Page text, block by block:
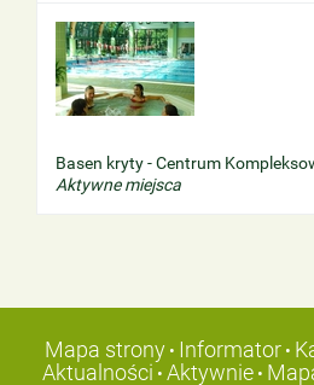
Basen kryty - Centrum
Aktywne miejsca
Mapa strony• Informator•
Aktualności • Aktywnie •